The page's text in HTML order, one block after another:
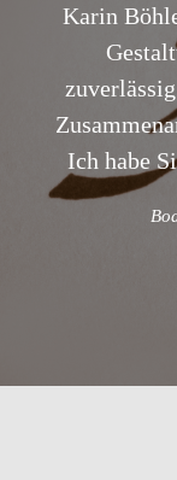
Karin
Ich habe